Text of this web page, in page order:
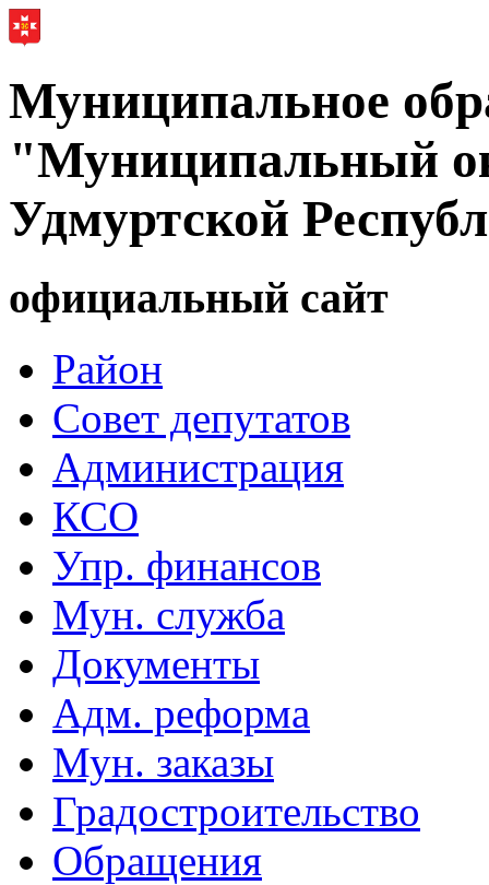
Муниципальное
"Муниципальный
Удмуртской
официальный сайт
Район
Совет депутатов
Администрация
КСО
Упр. финансов
Мун. служба
Документы
Адм. реформа
Мун. заказы
Градостроительство
Обращения